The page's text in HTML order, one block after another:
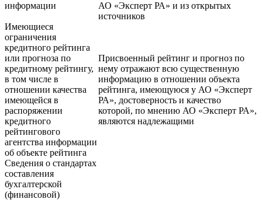
информации
АО «Эксперт РА» и из открытых
источников
Имеющиеся
ограничения
кредитного рейтинга
или прогноза по
кредитному рейтингу,
в том числе в
отношении качества
имеющейся в
распоряжении
кредитного
рейтингового
агентства информации
об объекте рейтинга
Присвоенный рейтинг и прогноз по
нему отражают всю существенную
информацию в отношении объекта
рейтинга, имеющуюся у АО «Эксперт
РА», достоверность и качество
которой, по мнению АО «Эксперт РА»,
являются надлежащими
Сведения о стандартах
составления
бухгалтерской
(финансовой)